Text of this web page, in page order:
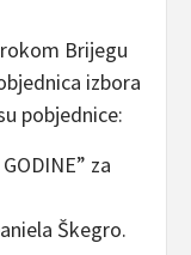
Brijegu
izbora
pobjednice:
za
Škegro.